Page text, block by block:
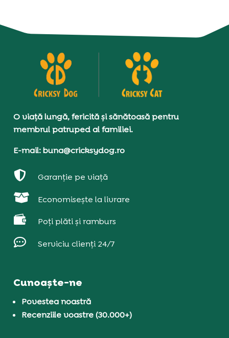
O viață lungă, fericită și sănătoasă pentru
membrul patruped al familiei.
E-mail: buna@cricksydog.ro
 Garanție pe viață
 Economisește la livrare
 Poți plăti și ramburs
 Serviciu clienți 24/7
Cunoaște-ne
Povestea noastră
Recenziile voastre (30.000+)